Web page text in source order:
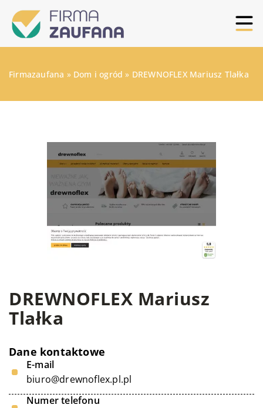
Firmazaufana » Dom i ogród » DREWNOFLEX Mariusz Tlałka
DREWNOFLEX Mariusz
Tlałka
Dane kontaktowe
E-mail
biuro@drewnoflex.pl.pl
Numer telefonu